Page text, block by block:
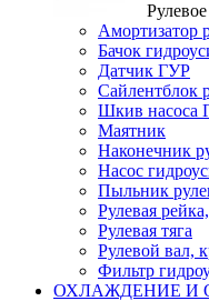
Амортизатор
Бачок
Датчик ГУР
Сайлентблок
Шкив насоса
Маятник
Наконечник
Насос
Пыльник
Рулевая
Рулевая тяга
Рулевой вал,
Фильтр
ОХЛАЖДЕНИЕ И